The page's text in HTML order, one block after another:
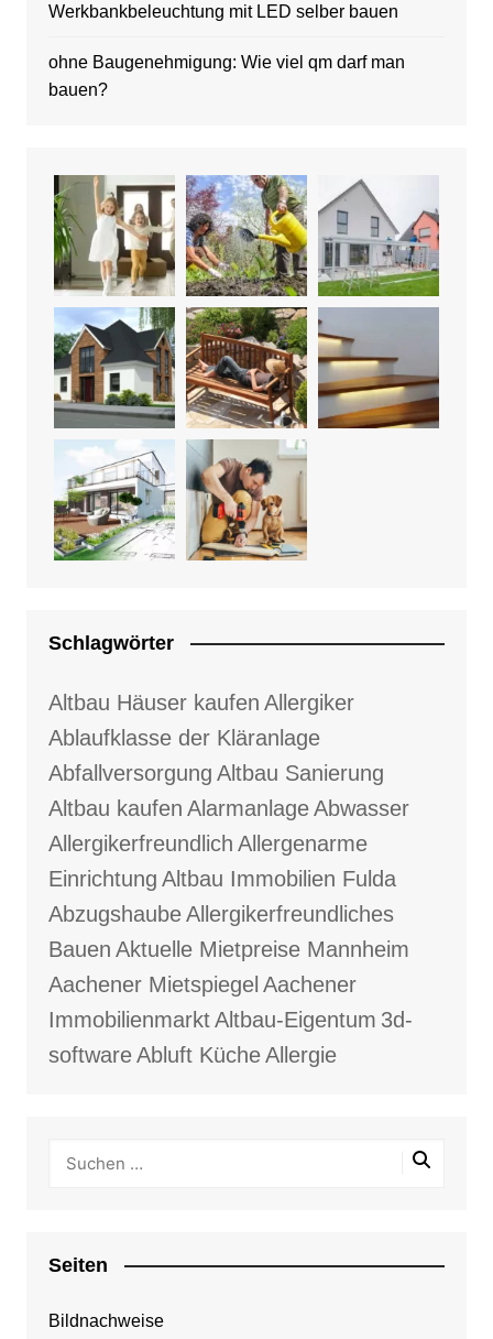
Werkbankbeleuchtung mit LED selber bauen
ohne Baugenehmigung: Wie viel qm darf man
bauen?
Schlagwörter
Altbau Häuser kaufen Allergiker
Ablaufklasse der Kläranlage
Abfallversorgung Altbau Sanierung
Altbau kaufen AlarmanlageAbwasser
Allergikerfreundlich Allergenarme
Einrichtung Altbau Immobilien Fulda
AbzugshaubeAllergikerfreundliches
Bauen Aktuelle Mietpreise Mannheim
Aachener Mietspiegel Aachener
ImmobilienmarktAltbau-Eigentum 3d-
softwareAbluft KücheAllergie
Seiten
Bildnachweise